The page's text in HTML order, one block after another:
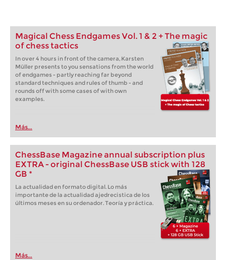
Magical Chess Endgames Vol. 1 & 2 + The magic
of chess tactics
In over 4 hours in front of the camera, Karsten
Müller presents to you sensations from the world
of endgames - partly reaching far beyond
standard techniques and rules of thumb - and
rounds off with some cases of with own
examples.
Más...
ChessBase Magazine annual subscription plus
EXTRA - original ChessBase USB stick with 128
GB *
La actualidad en formato digital. Lo más
importante de la actualidad ajedrecistica de los
últimos meses en su ordenador. Teoría y práctica.
Más...